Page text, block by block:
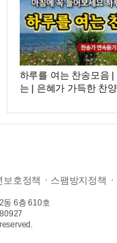
하루를 여는 찬송모음
는 | 은혜가 가득한 찬양
tion
보호정책 스팸방지정책
동 6층 610호